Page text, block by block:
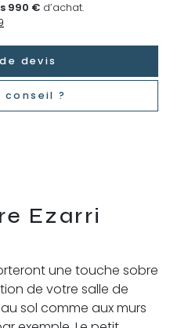
990 € d’achat.
devis
conseil ?
Ezarri
une touche sobre
de votre salle de
sol comme aux murs